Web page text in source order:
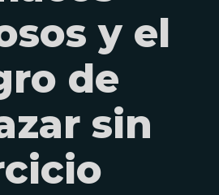
y el
de
sin